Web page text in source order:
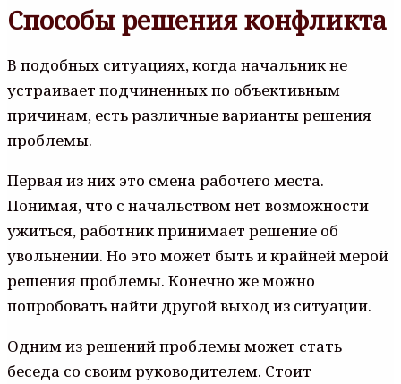
Способы решения конфликта
В подобных ситуациях, когда начальник не
устраивает подчиненных по объективным
причинам, есть различные варианты решения
проблемы.
Первая из них это смена рабочего места.
Понимая, что с начальством нет возможности
ужиться, работник принимает решение об
увольнении. Но это может быть и крайней мерой
решения проблемы. Конечно же можно
попробовать найти другой выход из ситуации.
Одним из решений проблемы может стать
беседа со своим руководителем. Стоит